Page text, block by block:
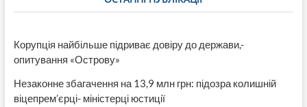
Корупція найбільше підриває довіру до держави,-
опитування «Острову»
Незаконне збагачення на 13,9 млн грн: підозра колишній
віцепрем’єрці- міністерці юстиції